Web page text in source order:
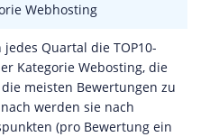
Webhosting
Quartal die TOP10-
Kategorie Webosting, die
meisten Bewertungen zu
werden sie nach
(pro Bewertung ein